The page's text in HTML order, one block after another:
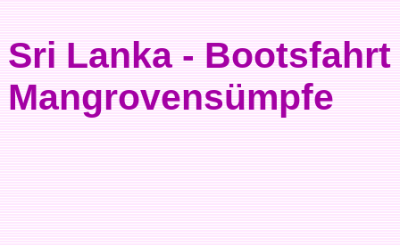
Sri Lanka -
Mangrovensümpfe